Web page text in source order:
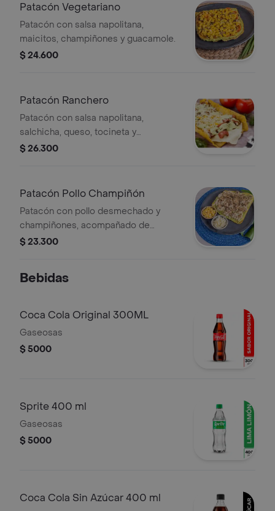
Patacón Vegetariano
Patacón con salsa napolitana,
maicitos, champiñones y guacamole.
$ 24.600
Patacón Ranchero
Patacón con salsa napolitana,
salchicha, queso, tocineta y
guacamole.
$ 26.300
Patacón Pollo Champiñón
Patacón con pollo desmechado y
champiñones, acompañado de
guacamole
$ 23.300
Bebidas
Coca Cola Original 300ML
Gaseosas
$ 5000
Sprite 400 ml
Gaseosas
$ 5000
Coca Cola Sin Azúcar 400 ml